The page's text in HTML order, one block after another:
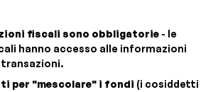
fiscali sono obbligatorie - le
hanno accesso alle informazioni
per "mescolare" i fondi (i cosiddetti